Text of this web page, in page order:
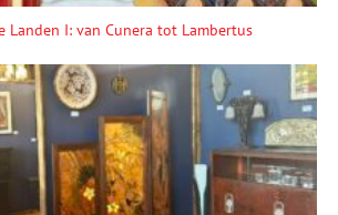
Landen I: van Cunera tot Lambertus